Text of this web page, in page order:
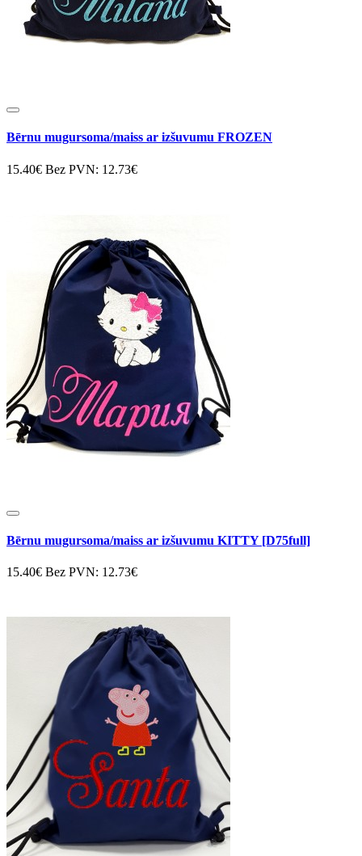
Bērnu mugursoma/maiss ar izšuvumu FROZEN
15.40€ Bez PVN: 12.73€
Bērnu mugursoma/maiss ar izšuvumu KITTY [D75full]
15.40€ Bez PVN: 12.73€